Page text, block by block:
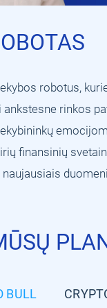
robotus,
ankstesne rinkos
finansinių
BULL